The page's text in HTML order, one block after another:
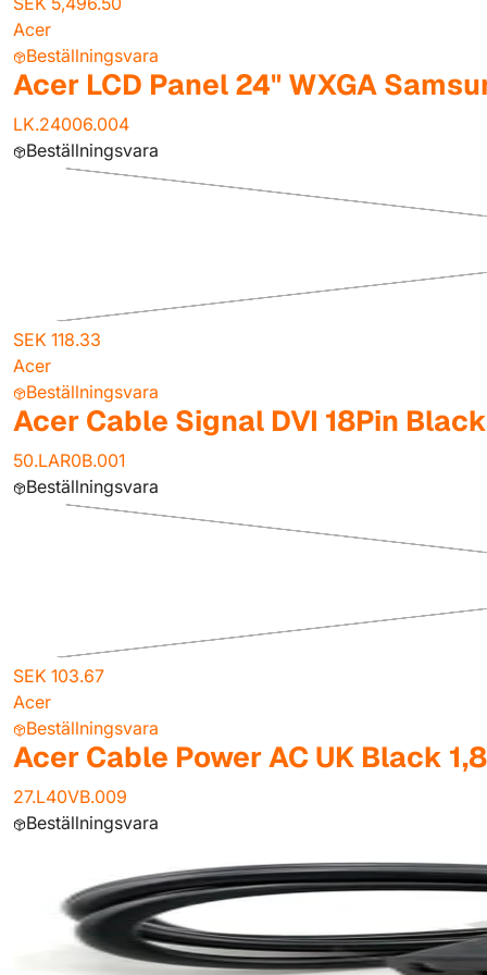
Acer
Beställningsvara
Acer LCD Panel 24" WXGA
LK.24006.004
Beställningsvara
SEK 118.33
Acer
Beställningsvara
Acer Cable Signal DVI 18Pin Black
50.LAR0B.001
Beställningsvara
SEK 103.67
Acer
Beställningsvara
Acer Cable Power AC UK Black
27.L40VB.009
Beställningsvara